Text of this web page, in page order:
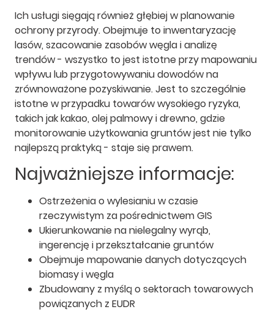
Ich usługi sięgają również głębiej w planowanie
ochrony przyrody. Obejmuje to inwentaryzację
lasów, szacowanie zasobów węgla i analizę
trendów - wszystko to jest istotne przy mapowaniu
wpływu lub przygotowywaniu dowodów na
zrównoważone pozyskiwanie. Jest to szczególnie
istotne w przypadku towarów wysokiego ryzyka,
takich jak kakao, olej palmowy i drewno, gdzie
monitorowanie użytkowania gruntów jest nie tylko
najlepszą praktyką - staje się prawem.
Najważniejsze informacje:
Ostrzeżenia o wylesianiu w czasie
rzeczywistym za pośrednictwem GIS
Ukierunkowanie na nielegalny wyrąb,
ingerencję i przekształcanie gruntów
Obejmuje mapowanie danych dotyczących
biomasy i węgla
Zbudowany z myślą o sektorach towarowych
powiązanych z EUDR